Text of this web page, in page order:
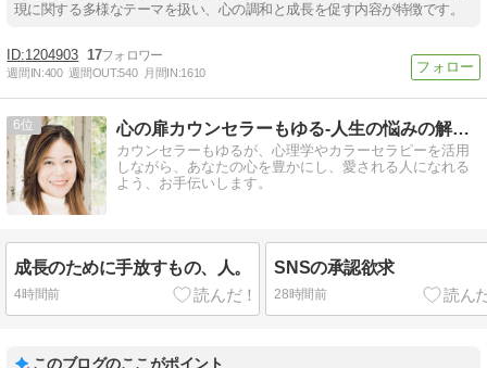
現に関する多様なテーマを扱い、心の調和と成長を促す内容が特徴です。
1204903 17
週間IN:400 週間OUT:540 月間IN:1610
6 心の扉カウンセラーもゆる-人生の悩みの解決方法教えます
カウンセラーもゆるが、心理学やカラーセラピーを活用
しながら、あなたの心を豊かにし、愛される人になれる
よう、お手伝いします。
成長のために手放すもの、人。
4時間前
SNSの承認欲求
28時間前
このブログのここがポイント